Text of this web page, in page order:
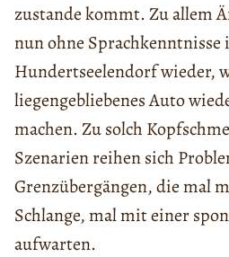
zustande kommt. Zu allem
nun ohne Sprachkenntnisse
Hundertseelendorf wieder,
liegengebliebenes Auto
machen. Zu solch
Szenarien reihen sich
Grenzübergängen, die mal
Schlange, mal mit einer
aufwarten.